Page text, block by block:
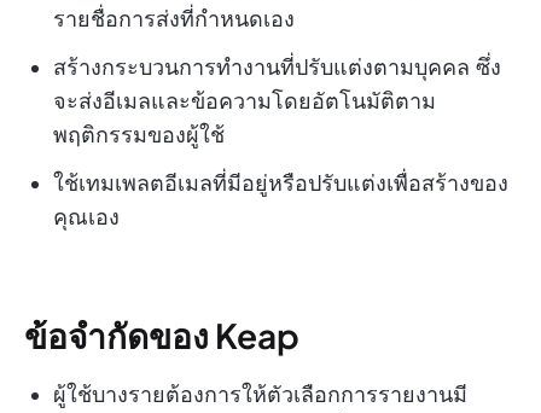
รายชื่อการส่งที่กำหนดเอง
สร้างกระบวนการทำงานที่ปรับแต่งตามบุคคล ซึ่ง
จะส่งอีเมลและข้อความโดยอัตโนมัติตาม
พฤติกรรมของผู้ใช้
ใช้เทมเพลตอีเมลที่มีอยู่หรือปรับแต่งเพื่อสร้างของ
คุณเอง
ข้อจำกัดของ Keap
ผู้ใช้บางรายต้องการให้ตัวเลือกการรายงานมี